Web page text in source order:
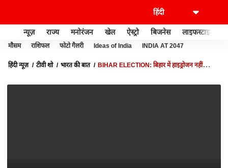
न्यूज़ राज्य मनोरंजन खेल ऐस्ट्रो बिजनेस लाइफस्टाइल
मौसम राशिफल फोटो गैलरी Ideas of India INDIA AT 2047
हिंदी न्यूज़ टीवी शो भारत की बात
BIHAR ELECTION: बिहार में हाइड्रोजन नहीं